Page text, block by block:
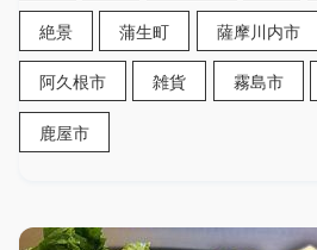
絶景 蒲生町 薩摩川内市
阿久根市 雑貨 霧島市
鹿屋市